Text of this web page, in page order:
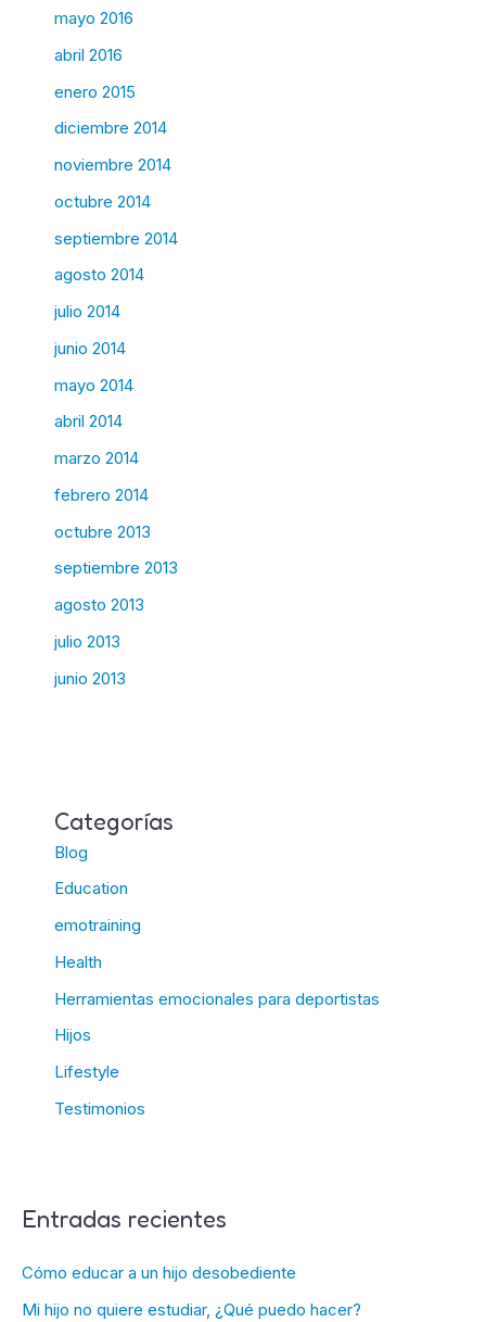
mayo 2016
abril 2016
enero 2015
diciembre 2014
noviembre 2014
octubre 2014
septiembre 2014
agosto 2014
julio 2014
junio 2014
mayo 2014
abril 2014
marzo 2014
febrero 2014
octubre 2013
septiembre 2013
agosto 2013
julio 2013
junio 2013
Categorías
Blog
Education
emotraining
Health
Herramientas emocionales para deportistas
Hijos
Lifestyle
Testimonios
Entradas recientes
Cómo educar a un hijo desobediente
Mi hijo no quiere estudiar, ¿Qué puedo hacer?